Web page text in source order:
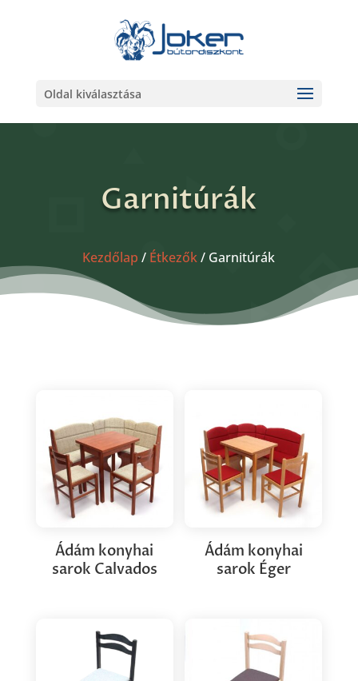
Oldal kiválasztása
Garnitúrák
Kezdőlap / Étkezők/ Garnitúrák
Ádám konyhai
sarok Calvados
Ádám konyhai
sarok Éger